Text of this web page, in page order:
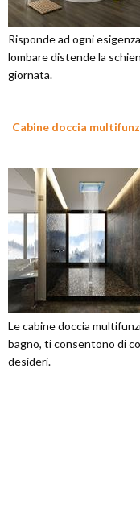
Risponde ad ogni
lombare distende la
giornata.
Cabine doccia
Le cabine doccia
bagno, ti consentono di
desideri.